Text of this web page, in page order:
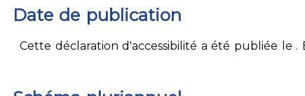
Date de publication
Cette déclaration d'accessibilité a été publiée le